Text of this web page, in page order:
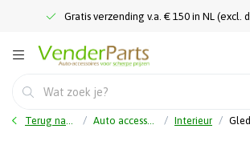
Gratis verzending v.a. € 150 in NL (excl.
Terug naar home Auto accessoires Interieur